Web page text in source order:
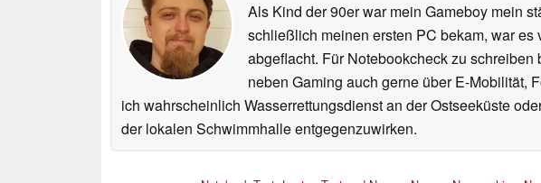
Als Kind der 90er war mein Gameboy mein
schließlich meinen ersten PC bekam, war
abgeflacht. Für Notebookcheck zu
neben Gaming auch gerne über E-Mobilität,
ich wahrscheinlich Wasserrettungsdienst an der Ostseeküste
der lokalen Schwimmhalle entgegenzuwirken.